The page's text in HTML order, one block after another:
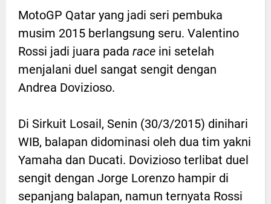
MotoGP Qatar yang jadi seri pembuka
musim 2015 berlangsung seru. Valentino
Rossi jadi juara pada race ini setelah
menjalani duel sangat sengit dengan
Andrea Dovizioso.
Di Sirkuit Losail, Senin (30/3/2015) dinihari
WIB, balapan didominasi oleh dua tim yakni
Yamaha dan Ducati. Dovizioso terlibat duel
sengit dengan Jorge Lorenzo hampir di
sepanjang balapan, namun ternyata Rossi